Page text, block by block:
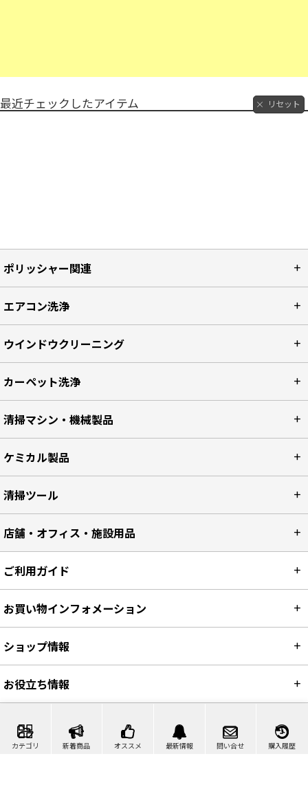
カテゴリ 新着商品 オススメ 最新情報 問い合せ 購入履歴
最近チェックしたアイテム リセット
ポリッシャー関連
エアコン洗浄
ウインドウクリーニング
カーペット洗浄
清掃マシン・機械製品
ケミカル製品
清掃ツール
店舗・オフィス・施設用品
ご利用ガイド
お買い物インフォメーション
ショップ情報
お役立ち情報